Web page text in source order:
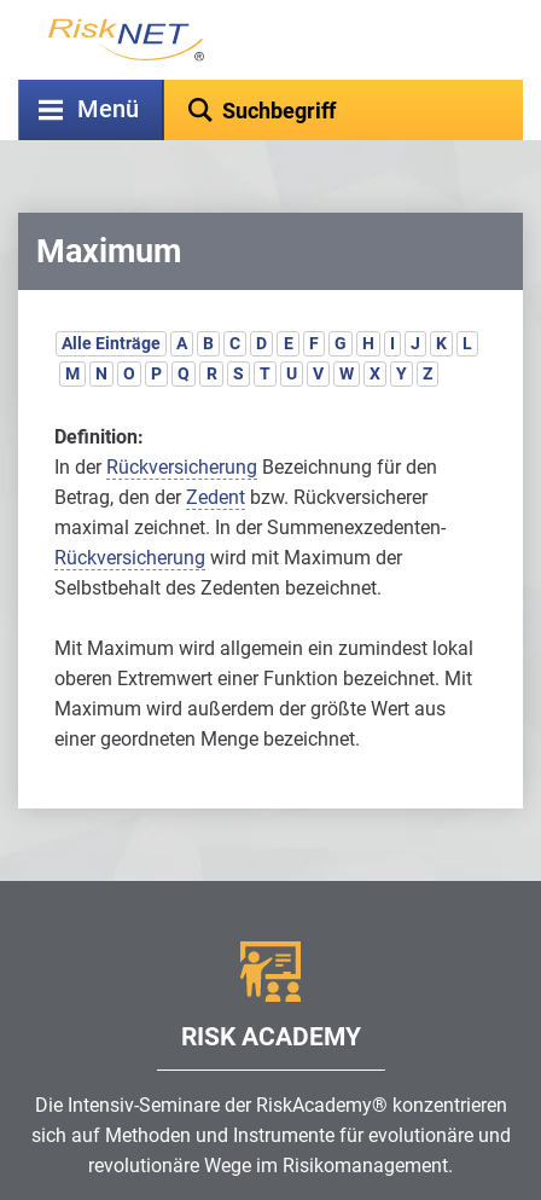
Menü
Maximum
Alle Einträge A B C D E F G H I J K
L
M
N O P Q R S T U V W X Y Z
Definition:
In der Rückversicherung Bezeichnung für den
Betrag, den derZedent bzw. Rückversicherer
maximal zeichnet. In der Summenexzedenten-
Rückversicherung wird mit Maximum der
Selbstbehalt des Zedenten bezeichnet.
Mit Maximum wird allgemein ein zumindest lokal
oberen Extremwert einer Funktion bezeichnet. Mit
Maximum wird außerdem der größte Wert aus
einer geordneten Menge bezeichnet.
RISK ACADEMY
Die Intensiv-Seminare der RiskAcademy® konzentrieren
sich auf Methoden und Instrumente für evolutionäre und
revolutionäre Wege im Risikomanagement.